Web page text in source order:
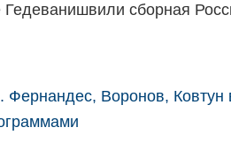
сборная
Воронов, Ковтун